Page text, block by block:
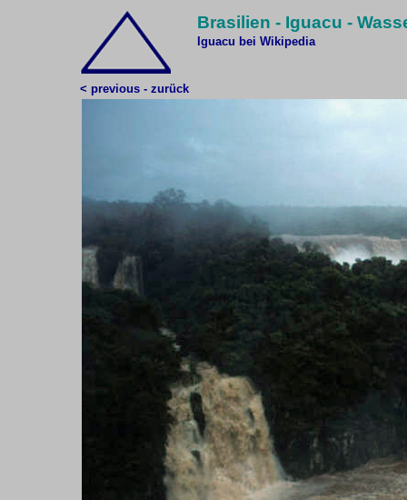
Brasilien - Iguacu -
Iguacu bei Wikipedia
< previous - zurück